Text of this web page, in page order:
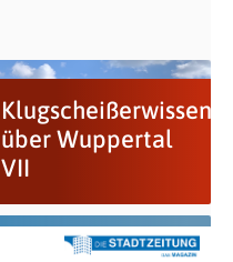
Klugscheißerwissen
über Wuppertal
VII